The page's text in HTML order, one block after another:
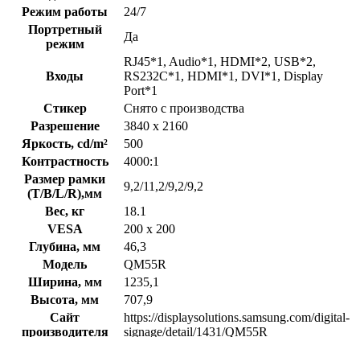
Режим работы
24/7
Портретный
режим
Да
Входы
RJ45*1, Audio*1, HDMI*2, USB*2,
RS232С*1, HDMI*1, DVI*1, Display
Port*1
Стикер
Снято с производства
Разрешение
3840 x 2160
Яркость, cd/m²
500
Контрастность
4000:1
Размер рамки
(T/B/L/R),мм
9,2/11,2/9,2/9,2
Вес, кг
18.1
VESA
200 х 200
Глубина, мм
46,3
Модель
QM55R
Ширина, мм
1235,1
Высота, мм
707,9
Сайт
производителя
https://displaysolutions.samsung.com/digital-
signage/detail/1431/QM55R